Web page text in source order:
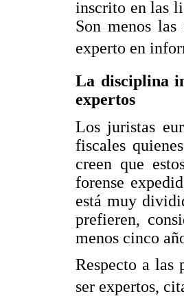
inscrito en las
Son menos
experto en
La disciplina
expertos
Los juristas
fiscales
creen que
forense
está muy
prefieren,
menos cinco
Respecto a las
ser expertos,